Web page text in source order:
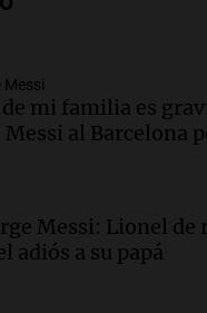
un puente
en Mendoza:
tras caer dos
llegará esta
acompañar a su
Messi
mi familia es
Messi al Barcelona
Messi: Lionel de
adiós a su papá